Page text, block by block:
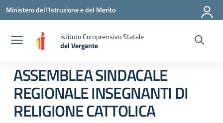
Vai ai contenuti
Vai al menu di navigazione
Vai al footer
Ministero dell'Istruzione e del Merito
Istituto Comprensivo Statale
del Vergante
— Visita la pagina iniziale della scuola
ASSEMBLEA SINDACALE
REGIONALE INSEGNANTI DI
RELIGIONE CATTOLICA